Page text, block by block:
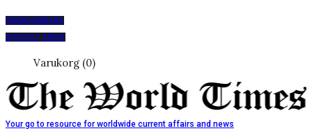
PRENUMERERA
DIGITALT ARKIV
Varukorg (0)
Your go to resource for worldwide current affairs and news